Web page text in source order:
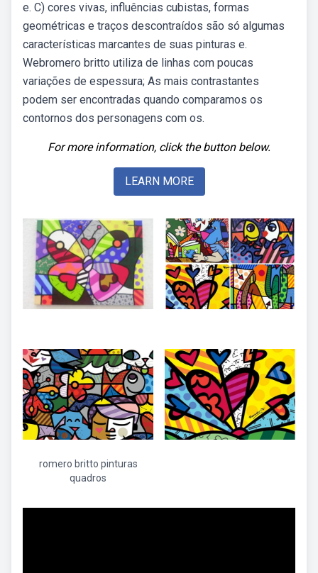
e. C) cores vivas, influências cubistas, formas
geométricas e traços descontraídos são só algumas
características marcantes de suas pinturas e.
Webromero britto utiliza de linhas com poucas
variações de espessura; As mais contrastantes
podem ser encontradas quando comparamos os
contornos dos personagens com os.
For more information, click the button below.
LEARN MORE
romero britto pinturas
quadros